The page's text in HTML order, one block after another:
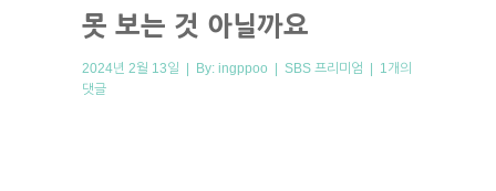
못 보는 것 아닐까요
2024년 2월 13일 | By: ingppoo | SBS 프리미엄 | 1개의
댓글